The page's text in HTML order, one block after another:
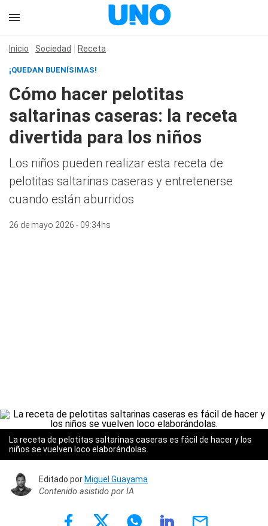
Inicio Sociedad Receta
¡QUEDAN BUENÍSIMAS!
Cómo hacer pelotitas
saltarinas caseras: la receta
divertida para los niños
Los niños pueden realizar esta receta de
pelotitas saltarinas caseras y entretenerse
cuando están aburridos
26 de mayo 2026 - 09:34hs
La receta de pelotitas saltarinas caseras es fácil de hacer y los
niños se vuelven loco elaborándolas.
Editado porMiguel Guayama
Contenido asistido por IA